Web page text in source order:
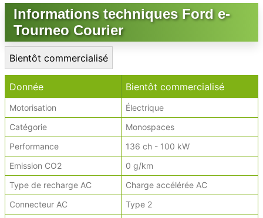
Informations techniques Ford e-
Tourneo Courier
Bientôt commercialisé
Donnée Bientôt commercialisé
Motorisation
Électrique
Catégorie
Monospaces
Performance
136 ch - 100 kW
Emission CO2
0 g/km
Type de recharge AC
Charge accélérée AC
Connecteur AC
Type 2